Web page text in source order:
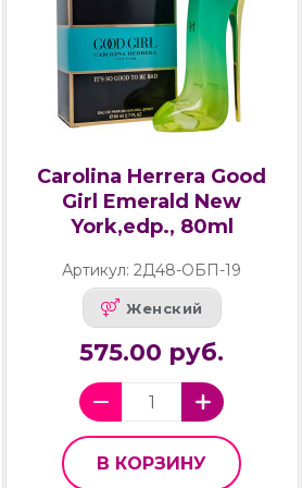
Carolina Herrera Good
Girl Emerald New
York,edp., 80ml
Артикул: 2Д48-ОБП-19
Женский
575.00 руб.
В КОРЗИНУ